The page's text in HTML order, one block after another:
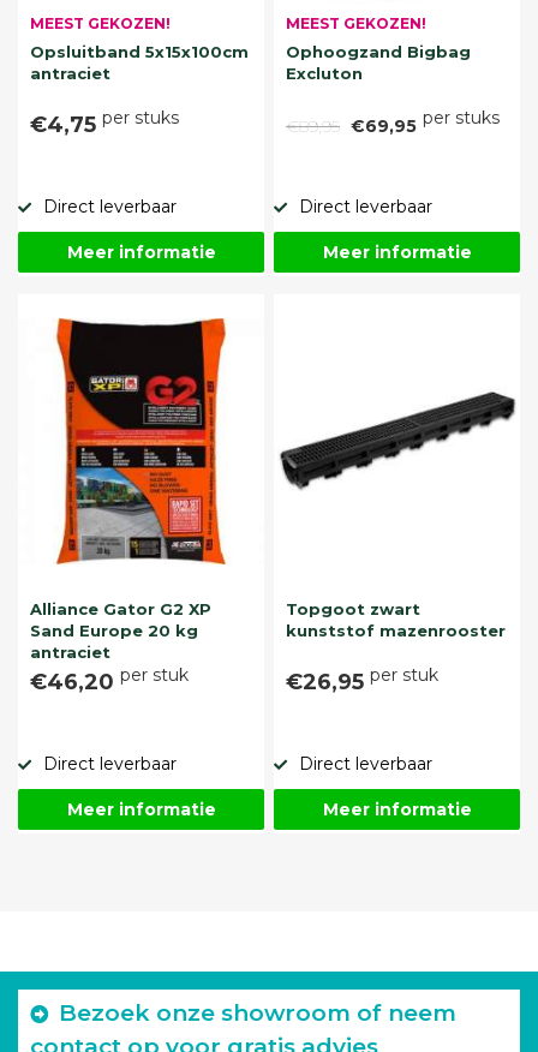
MEEST GEKOZEN!
Opsluitband 5x15x100cm
antraciet
€4,75 per stuks
Direct leverbaar
Meer informatie
MEEST GEKOZEN!
Ophoogzand Bigbag
Excluton
€89,95 €69,95 per stuks
Direct leverbaar
Meer informatie
Alliance Gator G2 XP
Sand Europe 20 kg
antraciet
€46,20 per stuk
Direct leverbaar
Meer informatie
Topgoot zwart
kunststof mazenrooster
€26,95 per stuk
Direct leverbaar
Meer informatie
Bezoek onze showroom of neem
contact op voor gratis advies